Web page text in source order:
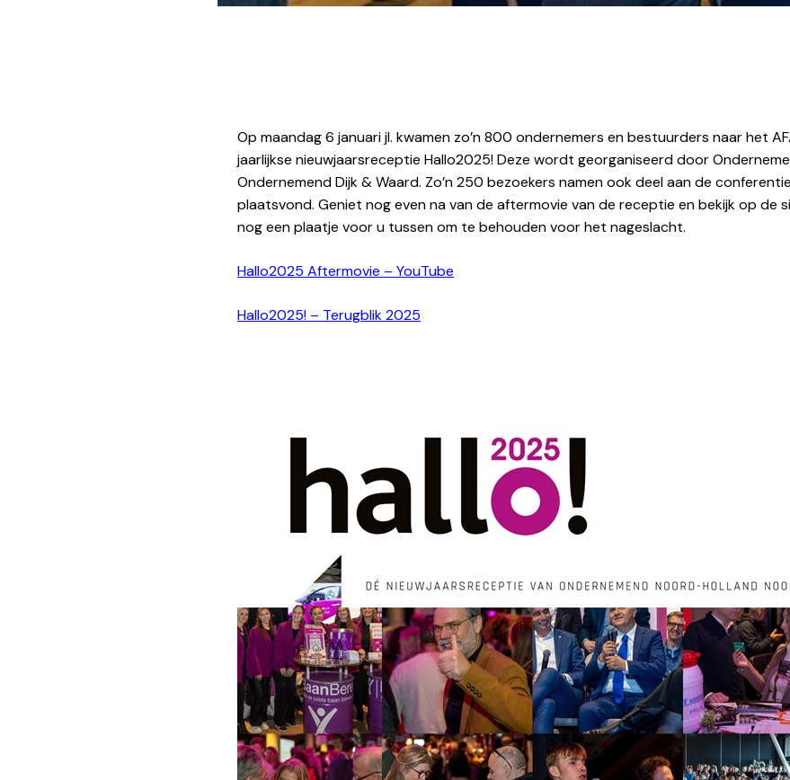
Op maandag 6 januari jl. kwamen zo’n 800 ondernemers en bestuurders naar het
jaarlijkse nieuwjaarsreceptie Hallo2025! Deze wordt georganiseerd door
Ondernemend Dijk & Waard. Zo’n 250 bezoekers namen ook deel aan de
plaatsvond. Geniet nog even na van de aftermovie van de receptie en bekijk op de
nog een plaatje voor u tussen om te behouden voor het nageslacht.
Hallo2025 Aftermovie – YouTube
Hallo2025! – Terugblik 2025